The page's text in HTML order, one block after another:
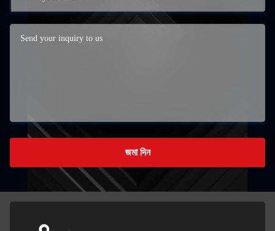
জমা দিন